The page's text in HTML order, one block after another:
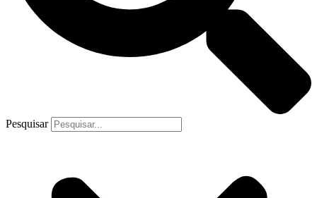
Pesquisar